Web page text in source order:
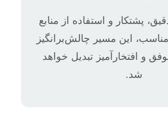
پشتکار و استفاده از منابع
این مسیر چالش‌برانگیز
و افتخارآمیز تبدیل خواهد
شد.